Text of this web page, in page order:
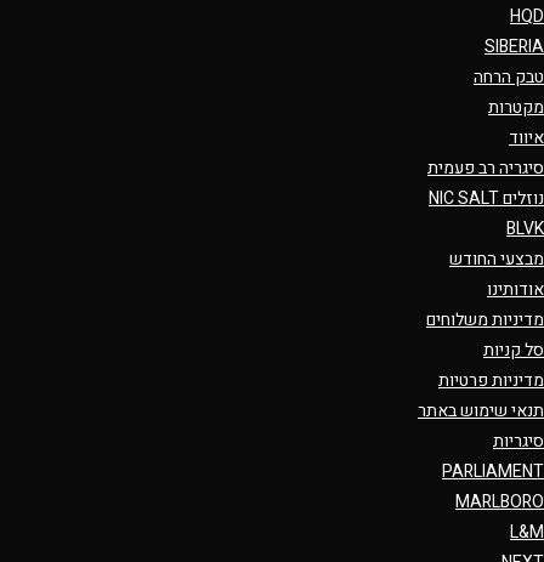
HQD
SIBERIA
טבק הרחה
מקטרות
איווד
סיגריה רב פעמית
נוזלים NIC SALT
BLVK
מבצעי החודש
אודותינו
מדיניות משלוחים
סל קניות
מדיניות פרטיות
תנאי שימוש באתר
סיגריות
PARLIAMENT
MARLBORO
L&M